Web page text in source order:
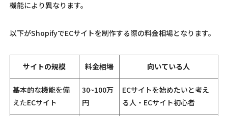
機能により異なります。
以下がShopifyでECサイトを制作する際の料金相場となります。
サイトの規模 料金相場 向いている人
基本的な機能を備
えたECサイト
30~100万
円
ECサイトを始めたいと考え
る人・ECサイト初心者